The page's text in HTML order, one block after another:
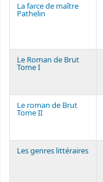
La farce de maître
Pathelin
Le Roman de Brut
Tome I
Le roman de Brut
Tome II
Les genres littéraires